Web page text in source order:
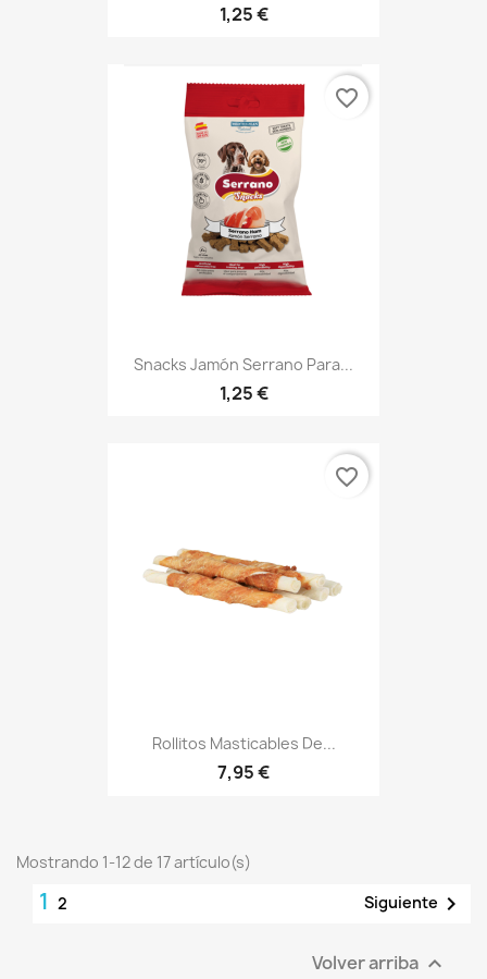
1,25 €
Snacks Jamón Serrano Para...
1,25 €
favorite_border
Rollitos Masticables De...
7,95 €
favorite_border
Mostrando 1-12 de 17 artículo(s)
1 2 Siguiente 
Volver arriba 